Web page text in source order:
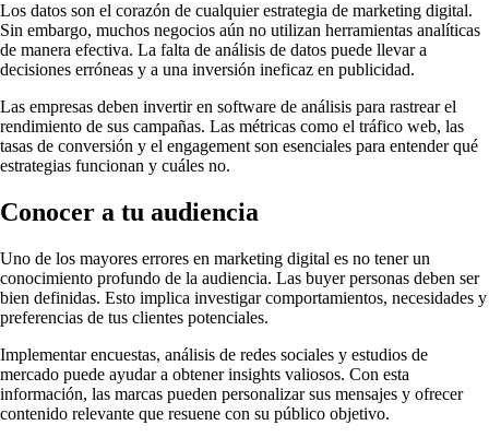
Los datos son el corazón de cualquier estrategia de marketing digital.
Sin embargo, muchos negocios aún no utilizan herramientas analíticas
de manera efectiva. La falta de análisis de datos puede llevar a
decisiones erróneas y a una inversión ineficaz en publicidad.
Las empresas deben invertir en software de análisis para rastrear el
rendimiento de sus campañas. Las métricas como el tráfico web, las
tasas de conversión y el engagement son esenciales para entender qué
estrategias funcionan y cuáles no.
Conocer a tu audiencia
Uno de los mayores errores en marketing digital es no tener un
conocimiento profundo de la audiencia. Las buyer personas deben ser
bien definidas. Esto implica investigar comportamientos, necesidades y
preferencias de tus clientes potenciales.
Implementar encuestas, análisis de redes sociales y estudios de
mercado puede ayudar a obtener insights valiosos. Con esta
información, las marcas pueden personalizar sus mensajes y ofrecer
contenido relevante que resuene con su público objetivo.